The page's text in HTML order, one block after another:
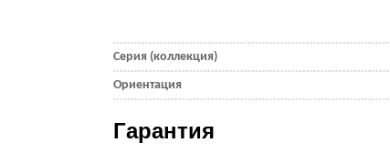
Серия (коллекция)
Ориентация
Гарантия